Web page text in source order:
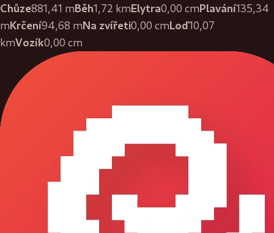
Chůze881,41 mBěh1,72 kmElytra0,00 cmPlavání135,34
mKrčení94,68 mNa zvířeti0,00 cmLoď10,07
kmVozík0,00 cm